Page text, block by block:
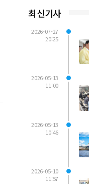
최신기사
2026-07-27
20:25
2026-05-13
11:00
2026-05-13
10:46
2026-05-10
11:57